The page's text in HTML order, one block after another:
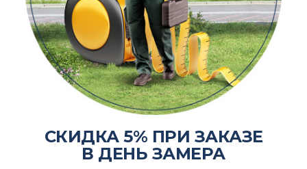
СКИДКА 5% ПРИ ЗАКАЗЕ
В ДЕНЬ ЗАМЕРА